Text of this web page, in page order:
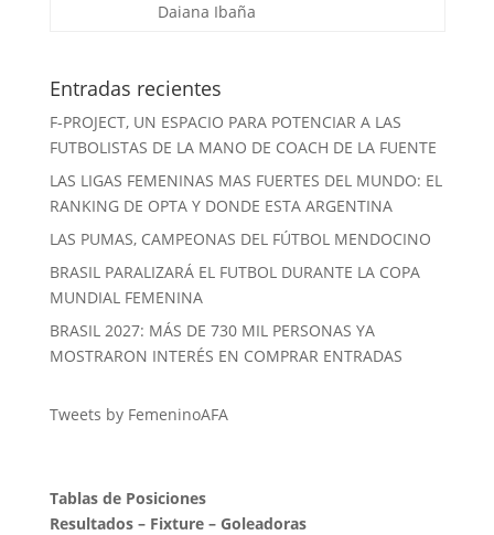
Daiana Ibaña
Entradas recientes
F-PROJECT, UN ESPACIO PARA POTENCIAR A LAS
FUTBOLISTAS DE LA MANO DE COACH DE LA FUENTE
LAS LIGAS FEMENINAS MAS FUERTES DEL MUNDO: EL
RANKING DE OPTA Y DONDE ESTA ARGENTINA
LAS PUMAS, CAMPEONAS DEL FÚTBOL MENDOCINO
BRASIL PARALIZARÁ EL FUTBOL DURANTE LA COPA
MUNDIAL FEMENINA
BRASIL 2027: MÁS DE 730 MIL PERSONAS YA
MOSTRARON INTERÉS EN COMPRAR ENTRADAS
Tweets by FemeninoAFA
Tablas de Posiciones
Resultados– Fixture– Goleadoras